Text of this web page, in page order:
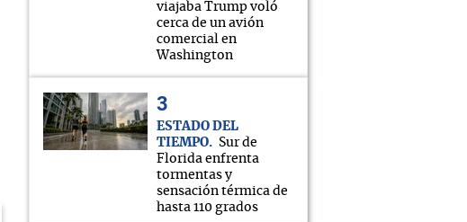
viajaba Trump voló
cerca de un avión
comercial en
Washington
ESTADO DEL
TIEMPO
Sur de
Florida enfrenta
tormentas y
sensación térmica de
hasta 110 grados